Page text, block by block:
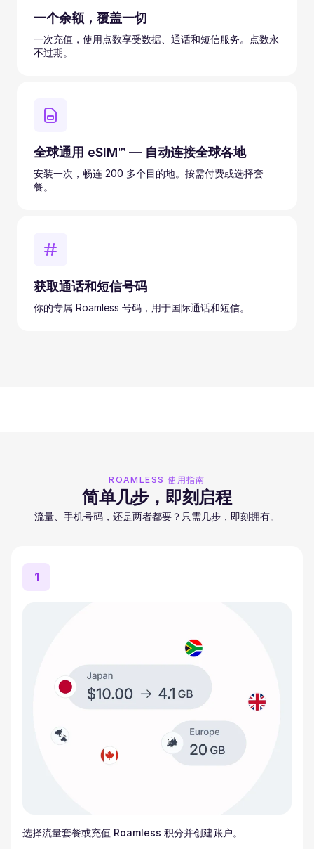
一个余额，覆盖一切
一次充值，使用点数享受数据、通话和短信服务。点数永
不过期。
全球通用 eSIM™ — 自动连接全球各地
安装一次，畅连 200 多个目的地。按需付费或选择套
餐。
获取通话和短信号码
你的专属 Roamless 号码，用于国际通话和短信。
ROAMLESS 使用指南
简单几步，即刻启程
流量、手机号码，还是两者都要？只需几步，即刻拥有。
1
选择流量套餐或充值 Roamless 积分并创建账户。